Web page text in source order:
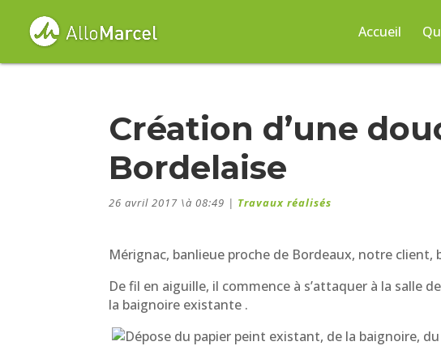
Accueil
Création d’une
Bordelaise
26 avril 2017 \à 08:49 | Travaux réalisés
Mérignac, banlieue proche de Bordeaux, notre
De fil en aiguille, il commence à s’attaquer à la salle
la baignoire existante .